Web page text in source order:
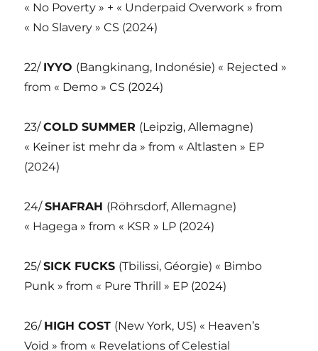
« No Poverty » + « Underpaid Overwork » from
« No Slavery » CS (2024)
22/ IYYO (Bangkinang, Indonésie) « Rejected »
from « Demo » CS (2024)
23/COLD SUMMER (Leipzig, Allemagne)
« Keiner ist mehr da » from « Altlasten » EP
(2024)
24/SHAFRAH (Röhrsdorf, Allemagne)
« Hagega » from « KSR » LP (2024)
25/SICK FUCKS (Tbilissi, Géorgie) « Bimbo
Punk » from « Pure Thrill » EP (2024)
26/ HIGH COST (New York, US) « Heaven’s
Void » from « Revelations of Celestial